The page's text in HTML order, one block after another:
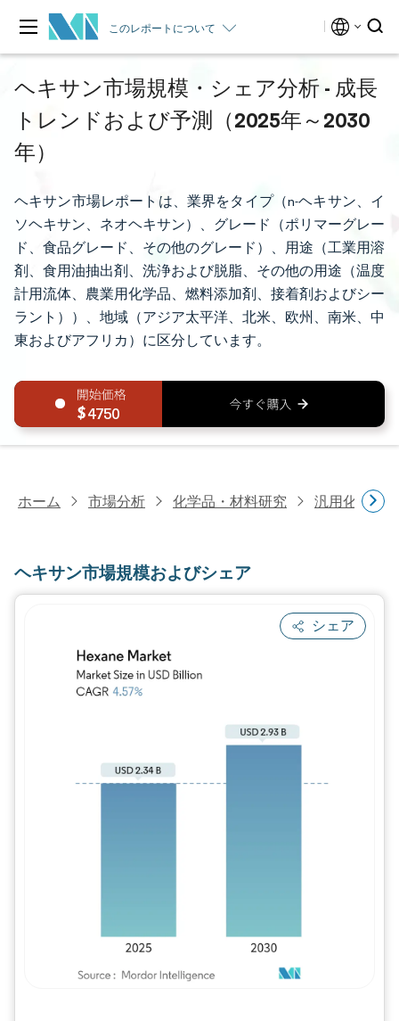
このレポートについて
ヘキサン市場規模・シェア分析 - 成長
トレンドおよび予測（2025年～2030
年）
ヘキサン市場レポートは、業界をタイプ（n-ヘキサン、イ
ソヘキサン、ネオヘキサン）、グレード（ポリマーグレー
ド、食品グレード、その他のグレード）、用途（工業用溶
剤、食用油抽出剤、洗浄および脱脂、その他の用途（温度
計用流体、農業用化学品、燃料添加剤、接着剤およびシー
ラント））、地域（アジア太平洋、北米、欧州、南米、中
東およびアフリカ）に区分しています。
4750
ホーム 市場分析 化学品・材料研究 汎用化学品
ヘキサン市場規模およびシェア
シェア